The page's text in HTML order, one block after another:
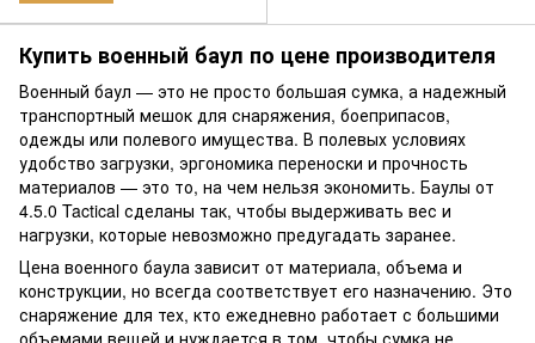
Купить военный баул по цене производителя
Военный баул — это не просто большая сумка, а надежный
транспортный мешок для снаряжения, боеприпасов,
одежды или полевого имущества. В полевых условиях
удобство загрузки, эргономика переноски и прочность
материалов — это то, на чем нельзя экономить. Баулы от
4.5.0 Tactical сделаны так, чтобы выдерживать вес и
нагрузки, которые невозможно предугадать заранее.
Цена военного баула зависит от материала, объема и
конструкции, но всегда соответствует его назначению. Это
снаряжение для тех, кто ежедневно работает с большими
объемами вещей и нуждается в том, чтобы сумка не